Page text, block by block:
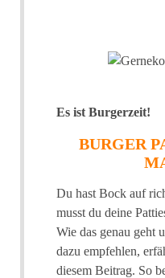
Es ist Burgerzeit!
BURGER
Du hast Bock auf
musst du deine
Wie das genau geht
dazu empfehlen,
diesem Beitrag. So